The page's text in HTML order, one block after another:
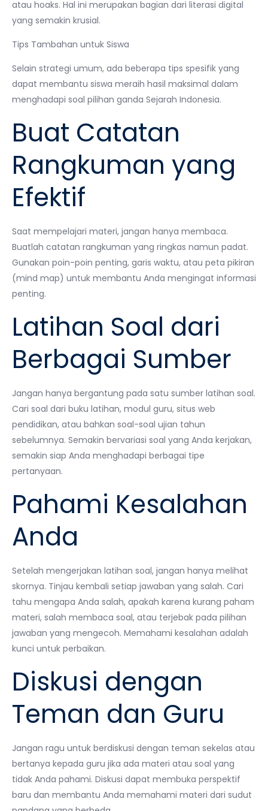
atau hoaks. Hal ini merupakan bagian dari literasi digital
yang semakin krusial.
Tips Tambahan untuk Siswa
Selain strategi umum, ada beberapa tips spesifik yang
dapat membantu siswa meraih hasil maksimal dalam
menghadapi soal pilihan ganda Sejarah Indonesia.
Buat Catatan
Rangkuman yang
Efektif
Saat mempelajari materi, jangan hanya membaca.
Buatlah catatan rangkuman yang ringkas namun padat.
Gunakan poin-poin penting, garis waktu, atau peta pikiran
(mind map) untuk membantu Anda mengingat informasi
penting.
Latihan Soal dari
Berbagai Sumber
Jangan hanya bergantung pada satu sumber latihan soal.
Cari soal dari buku latihan, modul guru, situs web
pendidikan, atau bahkan soal-soal ujian tahun
sebelumnya. Semakin bervariasi soal yang Anda kerjakan,
semakin siap Anda menghadapi berbagai tipe
pertanyaan.
Pahami Kesalahan
Anda
Setelah mengerjakan latihan soal, jangan hanya melihat
skornya. Tinjau kembali setiap jawaban yang salah. Cari
tahu mengapa Anda salah, apakah karena kurang paham
materi, salah membaca soal, atau terjebak pada pilihan
jawaban yang mengecoh. Memahami kesalahan adalah
kunci untuk perbaikan.
Diskusi dengan
Teman dan Guru
Jangan ragu untuk berdiskusi dengan teman sekelas atau
bertanya kepada guru jika ada materi atau soal yang
tidak Anda pahami. Diskusi dapat membuka perspektif
baru dan membantu Anda memahami materi dari sudut